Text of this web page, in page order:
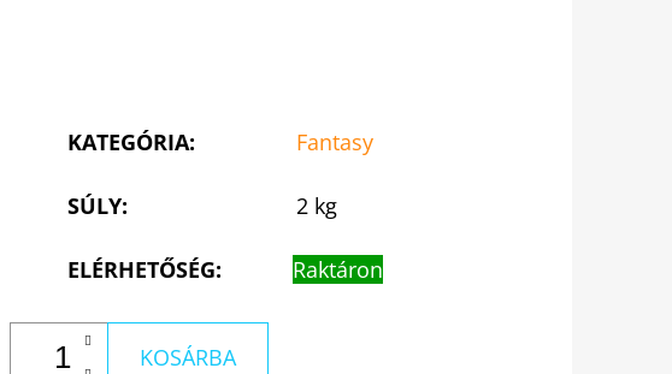
KATEGÓRIA: Fantasy
SÚLY: 2 kg
ELÉRHETŐSÉG: Raktáron
KOSÁRBA